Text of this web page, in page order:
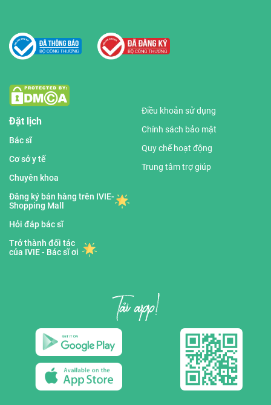
Đặt lịch
Bác sĩ
Cơ sở y tế
Chuyên khoa
Đăng ký bán hàng trên IVIE-
Shopping Mall
Hỏi đáp bác sĩ
Trở thành đối tác
của IVIE - Bác sĩ ơi
Điều khoản sử dụng
Chính sách bảo mật
Quy chế hoạt động
Trung tâm trợ giúp